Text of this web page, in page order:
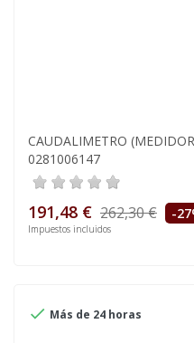
CAUDALIMETRO
0281006147
191,48 € 262,30 € -
Impuestos incluidos
 Más de 24 horas